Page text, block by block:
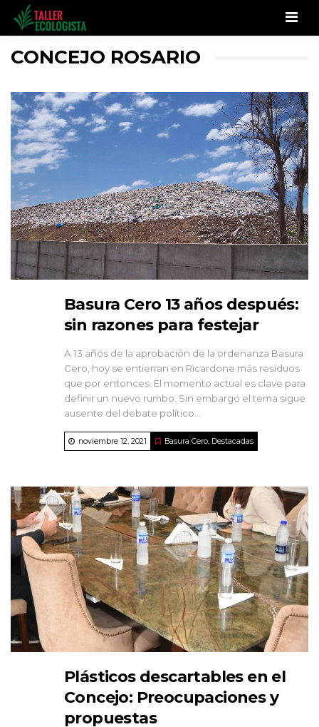
CONCEJO ROSARIO
Basura Cero 13 años después:
sin razones para festejar
A 13 años de la aprobación de la ordenanza Basura
Cero, hoy se entierran en Ricardone más residuos
que por entonces. El momento actual es clave para
definir un nuevo rumbo. Sin embargo el tema sigue
ausente del debate político...
noviembre 12, 2021 Basura Cero, Destacadas
Plásticos descartables en el
Concejo: Preocupaciones y
propuestas